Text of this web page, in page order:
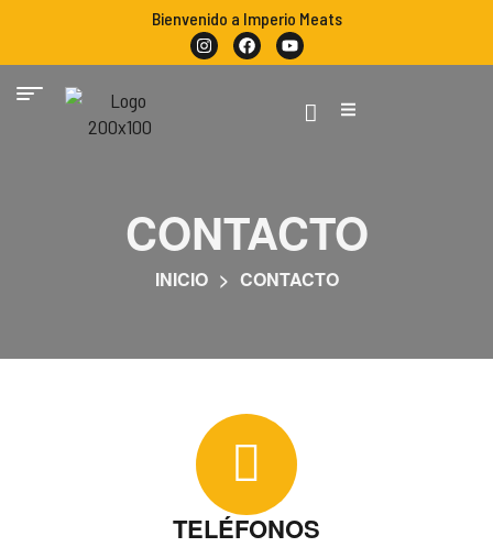
Bienvenido a Imperio Meats
CONTACTO
INICIO > CONTACTO
TELÉFONOS